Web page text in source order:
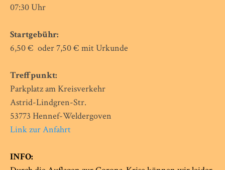
07:30 Uhr
Startgebühr:
6,50 € oder 7,50 € mit Urkunde
Treffpunkt:
Parkplatz am Kreisverkehr
Astrid-Lindgren-Str.
53773 Hennef-Weldergoven
Link zur Anfahrt
INFO: